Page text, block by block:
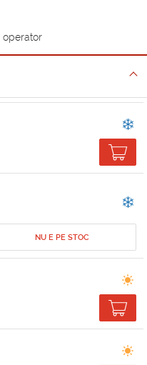
operator
NU E PE STOC